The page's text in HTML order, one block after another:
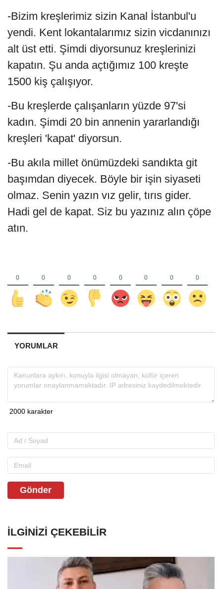
-Bizim kreşlerimiz sizin Kanal İstanbul'u
yendi. Kent lokantalarımız sizin vicdanınızı
alt üst etti. Şimdi diyorsunuz kreşlerinizi
kapatın. Şu anda açtığımız 100 kreşte
1500 kiş çalışıyor.
-Bu kreşlerde çalışanların yüzde 97'si
kadın. Şimdi 20 bin annenin yararlandığı
kreşleri 'kapat' diyorsun.
-Bu akıla millet önümüzdeki sandıkta git
başımdan diyecek. Böyle bir işin siyaseti
olmaz. Senin yazın vız gelir, tırıs gider.
Hadi gel de kapat. Siz bu yazınız alın çöpe
atın.
YORUMLAR
Gönder
İLGINIZI ÇEKEBILIR